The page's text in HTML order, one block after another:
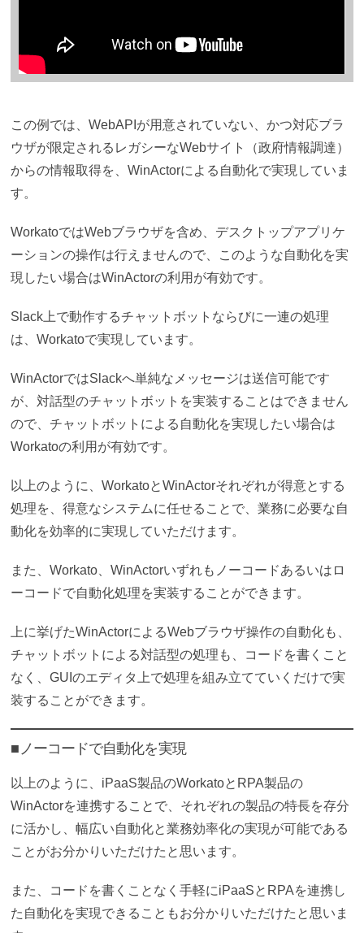
この例では、WebAPIが用意されていない、かつ対応ブラ
ウザが限定されるレガシーなWebサイト（政府情報調達）
からの情報取得を、WinActorによる自動化で実現していま
す。
WorkatoではWebブラウザを含め、デスクトップアプリケ
ーションの操作は行えませんので、このような自動化を実
現したい場合はWinActorの利用が有効です。
Slack上で動作するチャットボットならびに一連の処理
は、Workatoで実現しています。
WinActorではSlackへ単純なメッセージは送信可能です
が、対話型のチャットボットを実装することはできません
ので、チャットボットによる自動化を実現したい場合は
Workatoの利用が有効です。
以上のように、WorkatoとWinActorそれぞれが得意とする
処理を、得意なシステムに任せることで、業務に必要な自
動化を効率的に実現していただけます。
また、Workato、WinActorいずれもノーコードあるいはロ
ーコードで自動化処理を実装することができます。
上に挙げたWinActorによるWebブラウザ操作の自動化も、
チャットボットによる対話型の処理も、コードを書くこと
なく、GUIのエディタ上で処理を組み立てていくだけで実
装することができます。
■ノーコードで自動化を実現
以上のように、iPaaS製品のWorkatoとRPA製品の
WinActorを連携することで、それぞれの製品の特長を存分
に活かし、幅広い自動化と業務効率化の実現が可能である
ことがお分かりいただけたと思います。
また、コードを書くことなく手軽にiPaaSとRPAを連携し
た自動化を実現できることもお分かりいただけたと思いま